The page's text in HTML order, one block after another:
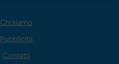
Chi siamo
Pubblicità
Contatti